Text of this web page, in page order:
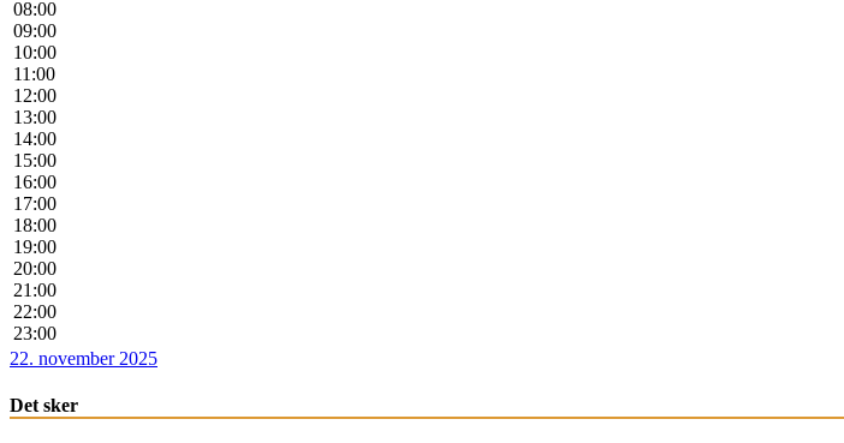
08:00
09:00
10:00
11:00
12:00
13:00
14:00
15:00
16:00
17:00
18:00
19:00
20:00
21:00
22:00
23:00
22. november 2025
Det sker